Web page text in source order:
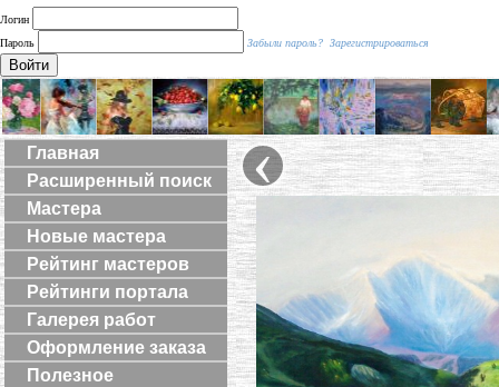
Логин
Пароль
Забыли пароль? Зарегистрироваться
Войти
Главная
Расширенный поиск
Мастера
Новые мастера
Рейтинг мастеров
Рейтинги портала
Галерея работ
Оформление заказа
Полезное
‹